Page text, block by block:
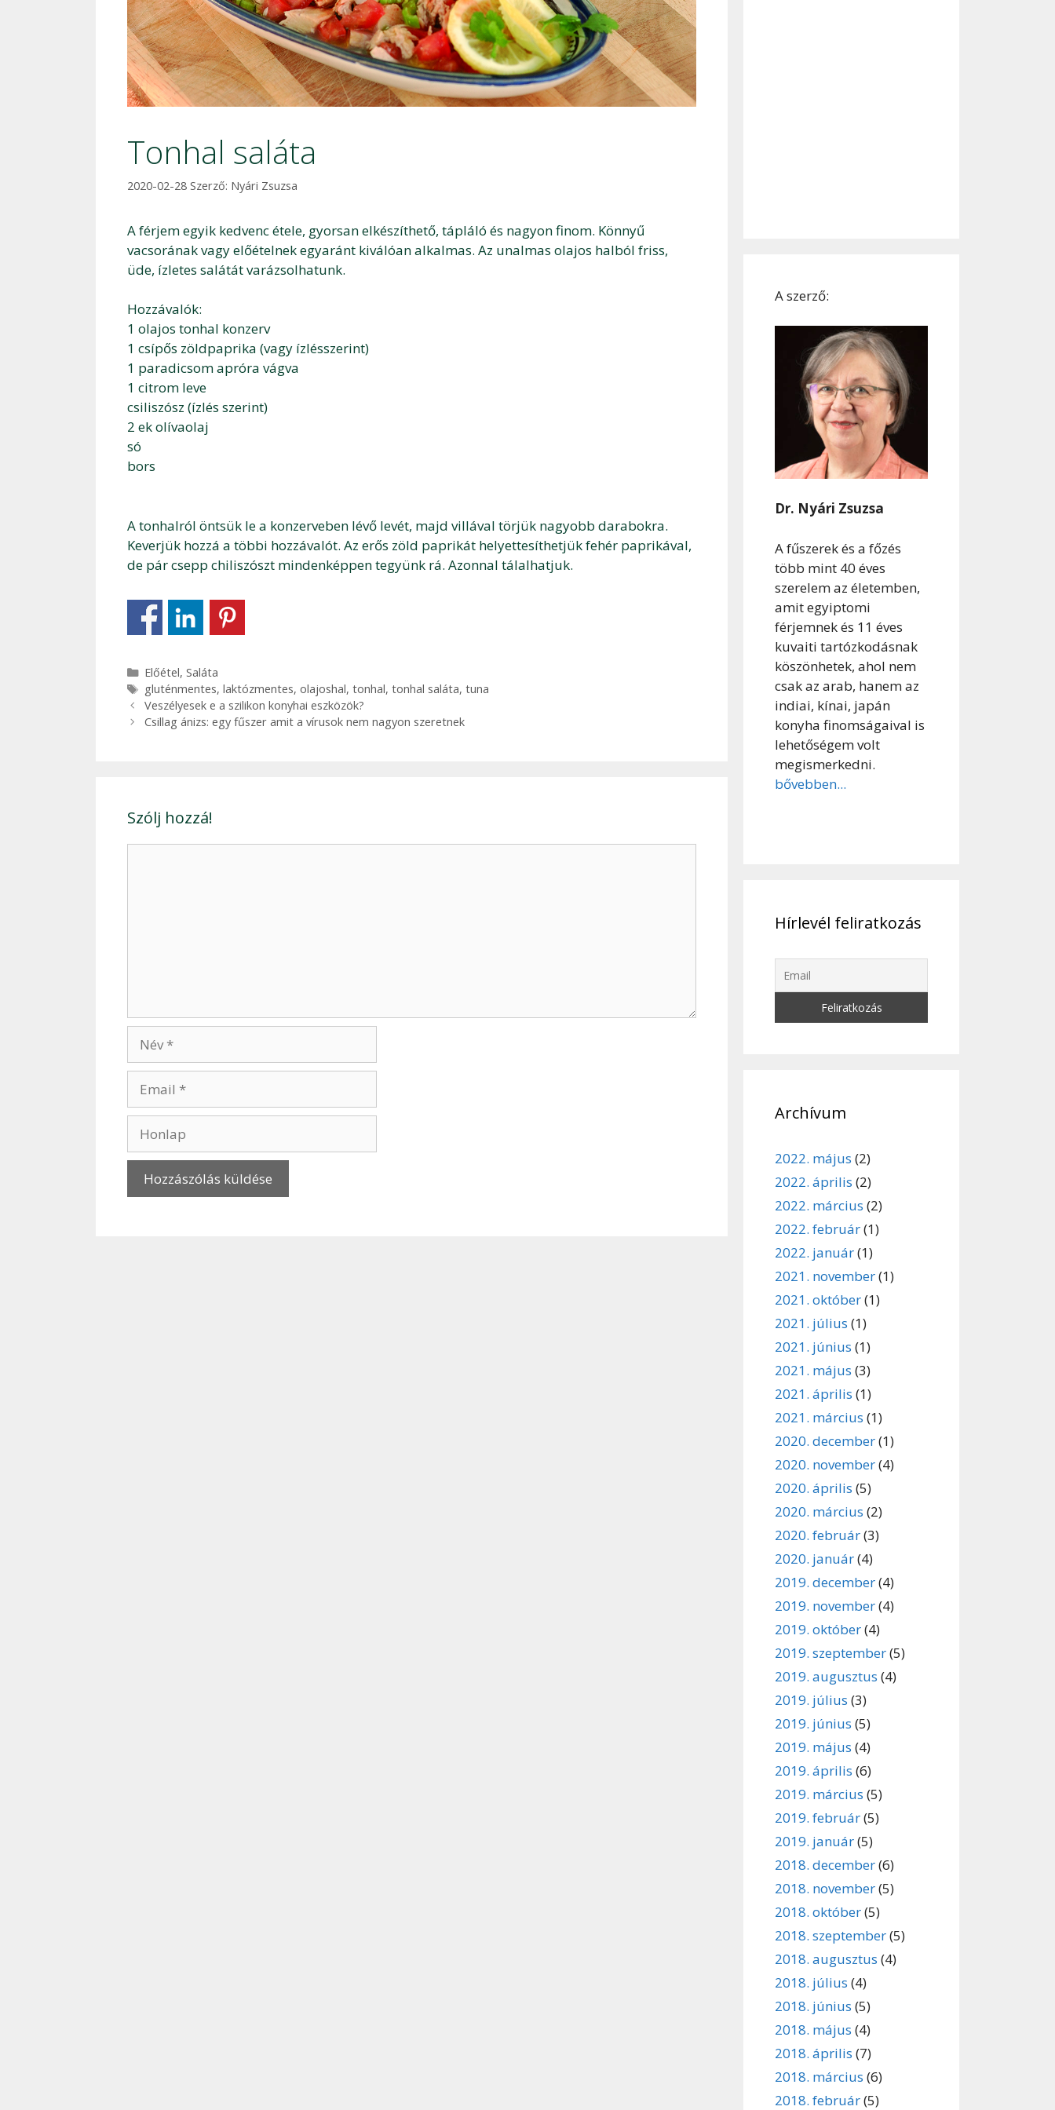
Tonhal saláta
2020-02-28 Szerző: Nyári Zsuzsa
A férjem egyik kedvenc étele, gyorsan elkészíthető, tápláló és nagyon finom. Könnyű
vacsorának vagy előételnek egyaránt kiválóan alkalmas. Az unalmas olajos halból friss,
üde, ízletes salátát varázsolhatunk.
Hozzávalók:
1 olajos tonhal konzerv
1 csípős zöldpaprika (vagy ízlésszerint)
1 paradicsom apróra vágva
1 citrom leve
csiliszósz (ízlés szerint)
2 ek olívaolaj
só
bors
A tonhalról öntsük le a konzerveben lévő levét, majd villával törjük nagyobb darabokra.
Keverjük hozzá a többi hozzávalót. Az erős zöld paprikát helyettesíthetjük fehér paprikával,
de pár csepp chiliszószt mindenképpen tegyünk rá. Azonnal tálalhatjuk.
Kategória
Előétel, Saláta
Címkék
gluténmentes, laktózmentes, olajoshal, tonhal, tonhal saláta, tuna
Bejegyzés
navigáció
Veszélyesek e a szilikon konyhai eszközök?
Csillag ánizs: egy fűszer amit a vírusok nem nagyon szeretnek
Szólj hozzá!
A szerző:
Dr. Nyári Zsuzsa
A fűszerek és a főzés
több mint 40 éves
szerelem az életemben,
amit egyiptomi
férjemnek és 11 éves
kuvaiti tartózkodásnak
köszönhetek, ahol nem
csak az arab, hanem az
indiai, kínai, japán
konyha finomságaival is
lehetőségem volt
megismerkedni.
bővebben...
Hírlevél feliratkozás
Archívum
2022. május (2)
2022. április (2)
2022. március (2)
2022. február(1)
2022. január(1)
2021. november(1)
2021. október(1)
2021. július (1)
2021. június (1)
2021. május (3)
2021. április (1)
2021. március (1)
2020. december(1)
2020. november(4)
2020. április (5)
2020. március (2)
2020. február(3)
2020. január(4)
2019. december(4)
2019. november(4)
2019. október(4)
2019. szeptember(5)
2019. augusztus (4)
2019. július (3)
2019. június (5)
2019. május (4)
2019. április (6)
2019. március (5)
2019. február(5)
2019. január(5)
2018. december(6)
2018. november(5)
2018. október(5)
2018. szeptember(5)
2018. augusztus (4)
2018. július (4)
2018. június (5)
2018. május (4)
2018. április (7)
2018. március (6)
2018. február(5)